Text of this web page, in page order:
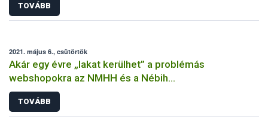
TOVÁBB
2021. május 6., csütörtök
Akár egy évre „lakat kerülhet” a problémás
webshopokra az NMHH és a Nébih
együttműködésének köszönhetően
TOVÁBB